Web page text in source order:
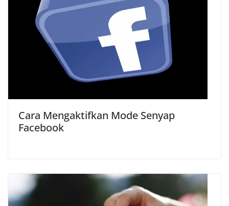
Cara Mengaktifkan Mode Senyap
Facebook